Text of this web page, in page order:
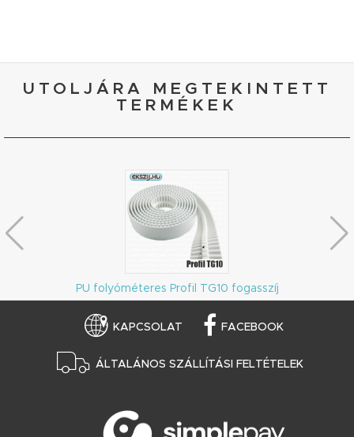
UTOLJÁRA MEGTEKINTETT
TERMÉKEK
PU folyóméteres Profil TG10 fogasszíj
KAPCSOLAT FACEBOOK
ÁLTALÁNOS SZÁLLÍTÁSI FELTÉTELEK